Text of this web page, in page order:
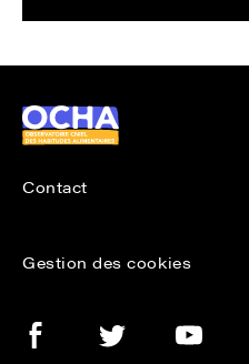
Ocha
Contact
Gestion des cookies
FacebookTwitter Youtube